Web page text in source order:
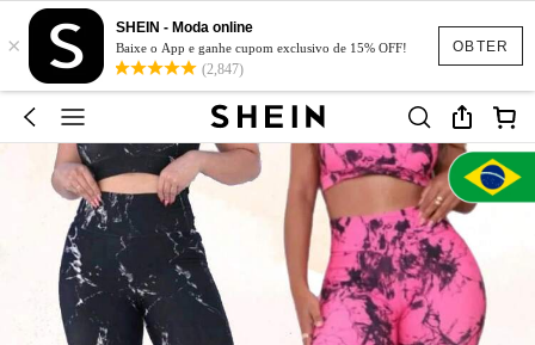
OBTER
×
SHEIN - Moda online
Baixe o App e ganhe cupom exclusivo de 15% OFF!
(2,847)